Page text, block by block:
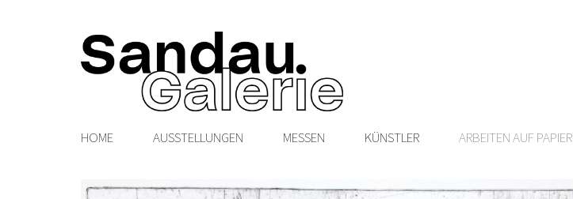
HOME AUSSTELLUNGEN MESSEN KÜNSTLER ARBEITEN AUF PAPIER